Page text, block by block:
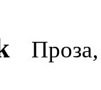
Проза,